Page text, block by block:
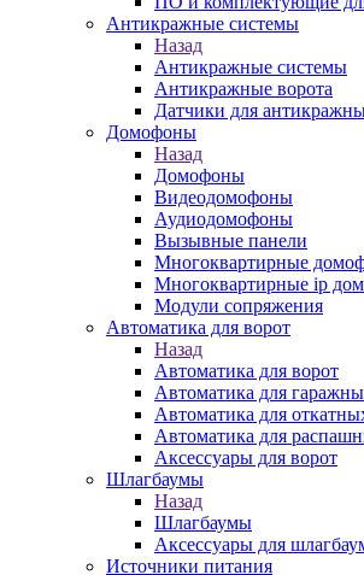
Антикражные системы
Назад
Антикражные системы
Антикражные ворота
Датчики для
Домофоны
Назад
Домофоны
Видеодомофоны
Аудиодомофоны
Вызывные панели
Многоквартирные
Многоквартирные ip
Модули сопряжения
Автоматика для ворот
Назад
Автоматика для ворот
Автоматика для
Автоматика для
Автоматика для
Аксессуары для ворот
Шлагбаумы
Назад
Шлагбаумы
Аксессуары для
Источники питания